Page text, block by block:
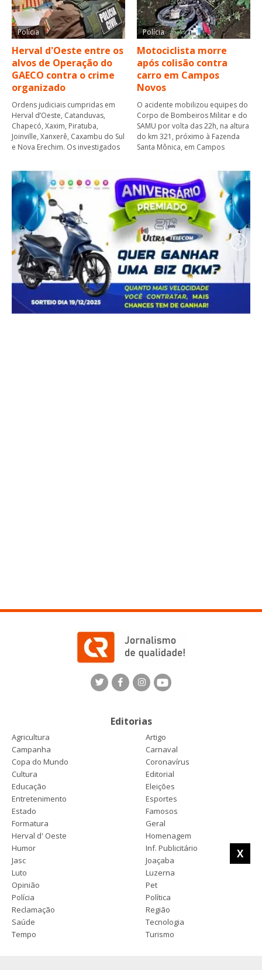
Polícia
Herval d'Oeste entre os
alvos de Operação do
GAECO contra o crime
organizado
Ordens judiciais cumpridas em
Herval d’Oeste, Catanduvas,
Chapecó, Xaxim, Piratuba,
Joinville, Xanxerê, Caxambu do Sul
e Nova Erechim. Os investigados
Polícia
Motociclista morre
após colisão contra
carro em Campos
Novos
O acidente mobilizou equipes do
Corpo de Bombeiros Militar e do
SAMU por volta das 22h, na altura
do km 321, próximo à Fazenda
Santa Mônica, em Campos
X
Editorias
Agricultura
Artigo
Campanha
Carnaval
Copa do Mundo
Coronavírus
Cultura
Editorial
Educação
Eleições
Entretenimento
Esportes
Estado
Famosos
Formatura
Geral
Herval d' Oeste
Homenagem
Humor
Inf. Publicitário
Jasc
Joaçaba
Luto
Luzerna
Opinião
Pet
Polícia
Política
Reclamação
Região
Saúde
Tecnologia
Tempo
Turismo